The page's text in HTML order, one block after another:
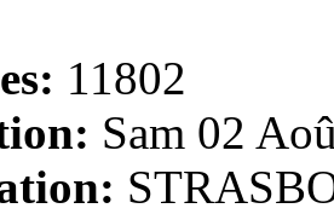
11802
Sam 02